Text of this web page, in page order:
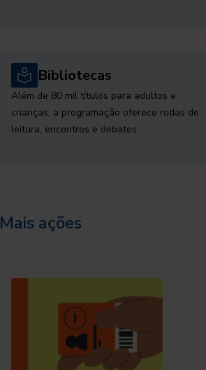
Bibliotecas
Além de 80 mil títulos para adultos e
crianças, a programação oferece rodas de
leitura, encontros e debates
Mais ações